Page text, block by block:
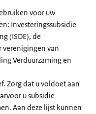
voor uw
Investeringssubsidie
(ISDE), de
verenigingen van
Verduurzaming en
Zorg dat u voldoet aan
u subsidie
Aan deze lijst kunnen